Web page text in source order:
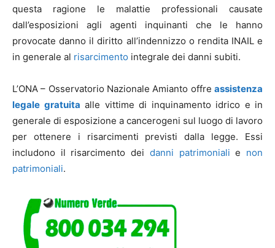
questa ragione le malattie professionali causate
dall’esposizioni agli agenti inquinanti che le hanno
provocate danno il diritto all’indennizzo o rendita INAIL e
in generale al risarcimento integrale dei danni subiti.
L’ONA – Osservatorio Nazionale Amianto offre assistenza
legale gratuita alle vittime di inquinamento idrico e in
generale di esposizione a cancerogeni sul luogo di lavoro
per ottenere i risarcimenti previsti dalla legge. Essi
includono il risarcimento dei danni patrimoniali e non
patrimoniali.